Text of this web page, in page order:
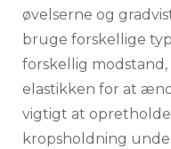
øvelserne og
bruge forskellige
forskellig
elastikken for at
vigtigt at
kropsholdning